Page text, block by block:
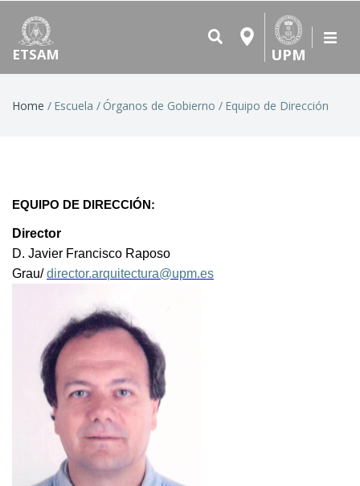
ETSAM UPM
Breadcrumb
Home Escuela Órganos de Gobierno Equipo de Dirección
EQUIPO DE DIRECCIÓN:
Director
D. Javier Francisco Raposo
Grau/director.arquitectura@upm.es